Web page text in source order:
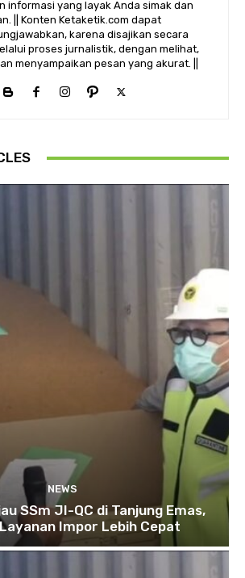
informasi yang layak Anda simak dan
|| Konten Ketaketik.com dapat
karena disajikan secara
proses jurnalistik, dengan melihat,
menyampaikan pesan yang akurat. ||
NEWS
SSm JI-QC di Tanjung Emas,
Impor Lebih Cepat